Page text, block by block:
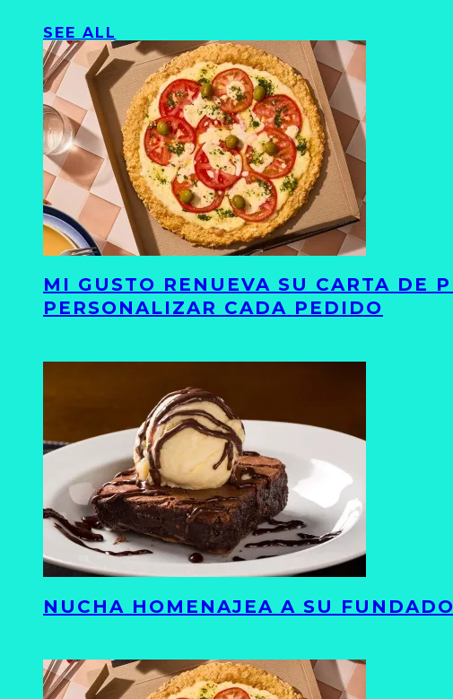
SEE ALL
MI GUSTO RENUEVA SU CARTA DE
PERSONALIZAR CADA PEDIDO
NUCHA HOMENAJEA A SU